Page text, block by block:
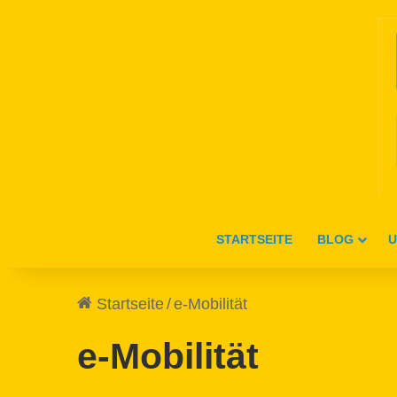
STARTSEITE BLOG
Startseite/e-Mobilität
e-Mobilität